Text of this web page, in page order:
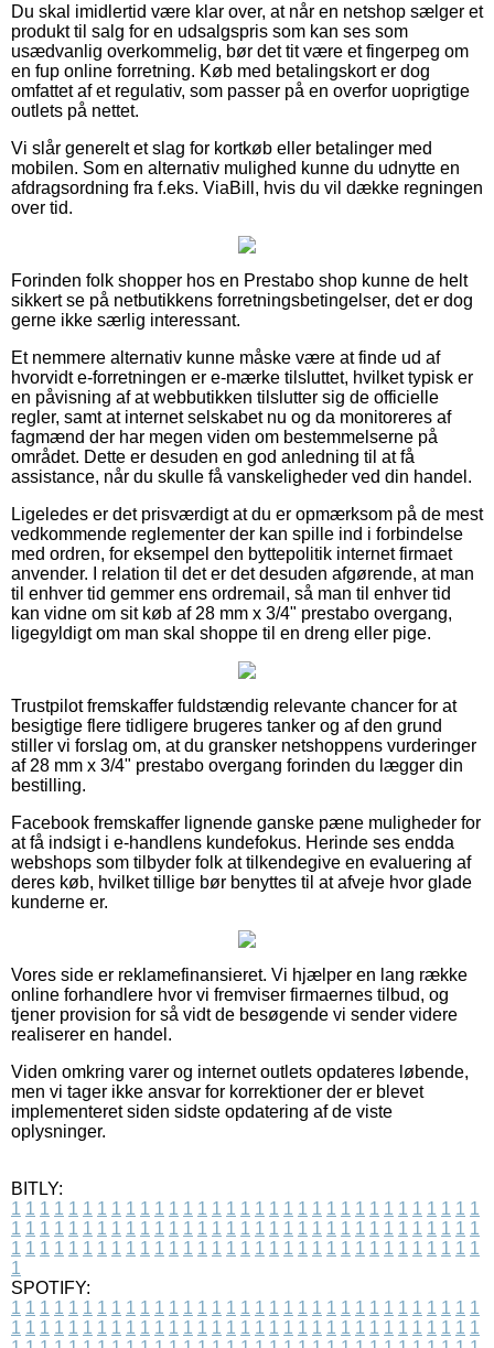
Du skal imidlertid være klar over, at når en netshop sælger et
produkt til salg for en udsalgspris som kan ses som
usædvanlig overkommelig, bør det tit være et fingerpeg om
en fup online forretning. Køb med betalingskort er dog
omfattet af et regulativ, som passer på en overfor uoprigtige
outlets på nettet.
Vi slår generelt et slag for kortkøb eller betalinger med
mobilen. Som en alternativ mulighed kunne du udnytte en
afdragsordning fra f.eks. ViaBill, hvis du vil dække regningen
over tid.
Forinden folk shopper hos en Prestabo shop kunne de helt
sikkert se på netbutikkens forretningsbetingelser, det er dog
gerne ikke særlig interessant.
Et nemmere alternativ kunne måske være at finde ud af
hvorvidt e-forretningen er e-mærke tilsluttet, hvilket typisk er
en påvisning af at webbutikken tilslutter sig de officielle
regler, samt at internet selskabet nu og da monitoreres af
fagmænd der har megen viden om bestemmelserne på
området. Dette er desuden en god anledning til at få
assistance, når du skulle få vanskeligheder ved din handel.
Ligeledes er det prisværdigt at du er opmærksom på de mest
vedkommende reglementer der kan spille ind i forbindelse
med ordren, for eksempel den byttepolitik internet firmaet
anvender. I relation til det er det desuden afgørende, at man
til enhver tid gemmer ens ordremail, så man til enhver tid
kan vidne om sit køb af 28 mm x 3/4" prestabo overgang,
ligegyldigt om man skal shoppe til en dreng eller pige.
Trustpilot fremskaffer fuldstændig relevante chancer for at
besigtige flere tidligere brugeres tanker og af den grund
stiller vi forslag om, at du gransker netshoppens vurderinger
af 28 mm x 3/4" prestabo overgang forinden du lægger din
bestilling.
Facebook fremskaffer lignende ganske pæne muligheder for
at få indsigt i e-handlens kundefokus. Herinde ses endda
webshops som tilbyder folk at tilkendegive en evaluering af
deres køb, hvilket tillige bør benyttes til at afveje hvor glade
kunderne er.
Vores side er reklamefinansieret. Vi hjælper en lang række
online forhandlere hvor vi fremviser firmaernes tilbud, og
tjener provision for så vidt de besøgende vi sender videre
realiserer en handel.
Viden omkring varer og internet outlets opdateres løbende,
men vi tager ikke ansvar for korrektioner der er blevet
implementeret siden sidste opdatering af de viste
oplysninger.
BITLY:
1 1 1 1 1 1 1 1 1 1 1 1 1 1 1 1 1 1 1 1 1 1 1 1 1 1 1 1 1 1 1 1 1
1 1 1 1 1 1 1 1 1 1 1 1 1 1 1 1 1 1 1 1 1 1 1 1 1 1 1 1 1 1 1 1 1
1 1 1 1 1 1 1 1 1 1 1 1 1 1 1 1 1 1 1 1 1 1 1 1 1 1 1 1 1 1 1 1 1
1
SPOTIFY:
1 1 1 1 1 1 1 1 1 1 1 1 1 1 1 1 1 1 1 1 1 1 1 1 1 1 1 1 1 1 1 1 1
1 1 1 1 1 1 1 1 1 1 1 1 1 1 1 1 1 1 1 1 1 1 1 1 1 1 1 1 1 1 1 1 1